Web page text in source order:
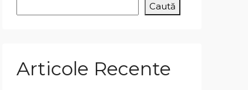
Caută
Articole Recente